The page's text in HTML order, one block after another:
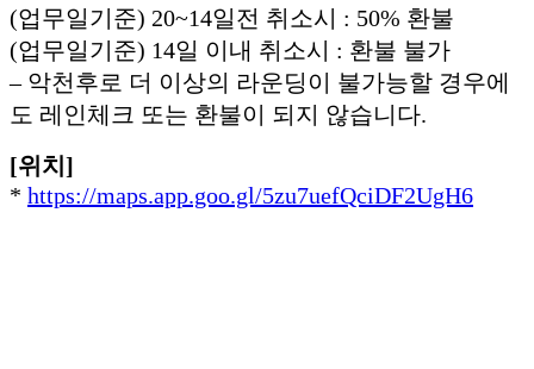
(업무일기준) 20~14일전 취소시 : 50% 환불
(업무일기준) 14일 이내 취소시 : 환불 불가
– 악천후로 더 이상의 라운딩이 불가능할 경우에
도 레인체크 또는 환불이 되지 않습니다.
[위치]
* https://maps.app.goo.gl/5zu7uefQciDF2UgH6